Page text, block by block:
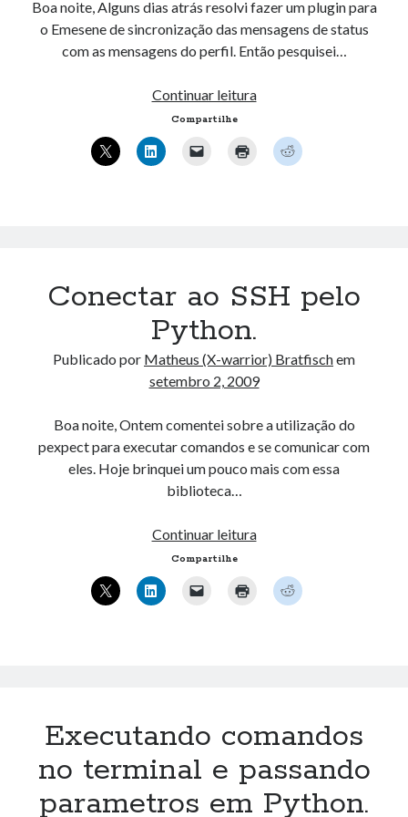
Boa noite, Alguns dias atrás resolvi fazer um plugin para
o Emesene de sincronização das mensagens de status
com as mensagens do perfil. Então pesquisei…
Continuar leituraTwitter
Fun
Emesene.
Compartilhe
Conectar ao SSH pelo
Python.
Publicado por Matheus (X-warrior) Bratfischem
setembro 2, 2009
Boa noite, Ontem comentei sobre a utilização do
pexpect para executar comandos e se comunicar com
eles. Hoje brinquei um pouco mais com essa
biblioteca…
Continuar leituraConectar
SSH
pelo
Compartilhe
Executando comandos
no terminal e passando
parametros em Python.